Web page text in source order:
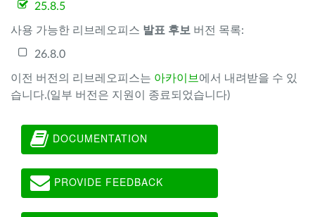
25.8.5
사용 가능한 리브레오피스 발표 후보 버전 목록:
26.8.0
이전 버전의 리브레오피스는 아카이브 에서 내려받을 수 있
습니다.(일부 버전은 지원이 종료되었습니다)
DOCUMENTATION
PROVIDE FEEDBACK